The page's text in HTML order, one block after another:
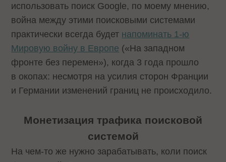
использовать поиск Google, по моему мнению,
война между этими поисковыми системами
практически всегда будет напоминать 1-ю
Мировую войну в Европе («На западном
фронте без перемен»), когда 3 года прошло
в окопах: несмотря на усилия сторон Франции
и Германии изменений границ не происходило.
Монетизация трафика поисковой
системой
На чем-то же нужно зарабатывать, коли поиск